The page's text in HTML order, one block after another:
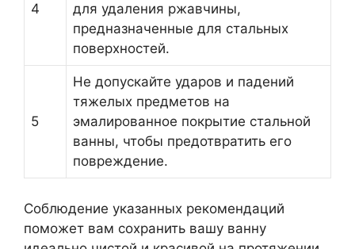
4
для удаления ржавчины,
предназначенные для стальных
поверхностей.
5
Не допускайте ударов и падений
тяжелых предметов на
эмалированное покрытие стальной
ванны, чтобы предотвратить его
повреждение.
Соблюдение указанных рекомендаций
поможет вам сохранить вашу ванну